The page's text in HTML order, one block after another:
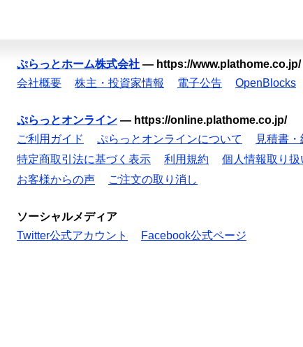
ぷらっとホーム株式会社 — https://www.plathome.co.jp/
会社概要
株主・投資家情報 電子公告 OpenBlocks
ぷらっとオンライン — https://online.plathome.co.jp/
ご利用ガイド
ぷらっとオンラインについて 見積書
特定商取引法に基づく表示
利用規約 個人情報取り扱
お客様からの声
ご注文の取り消し
ソーシャルメディア
Twitter公式アカウント
Facebook公式ページ